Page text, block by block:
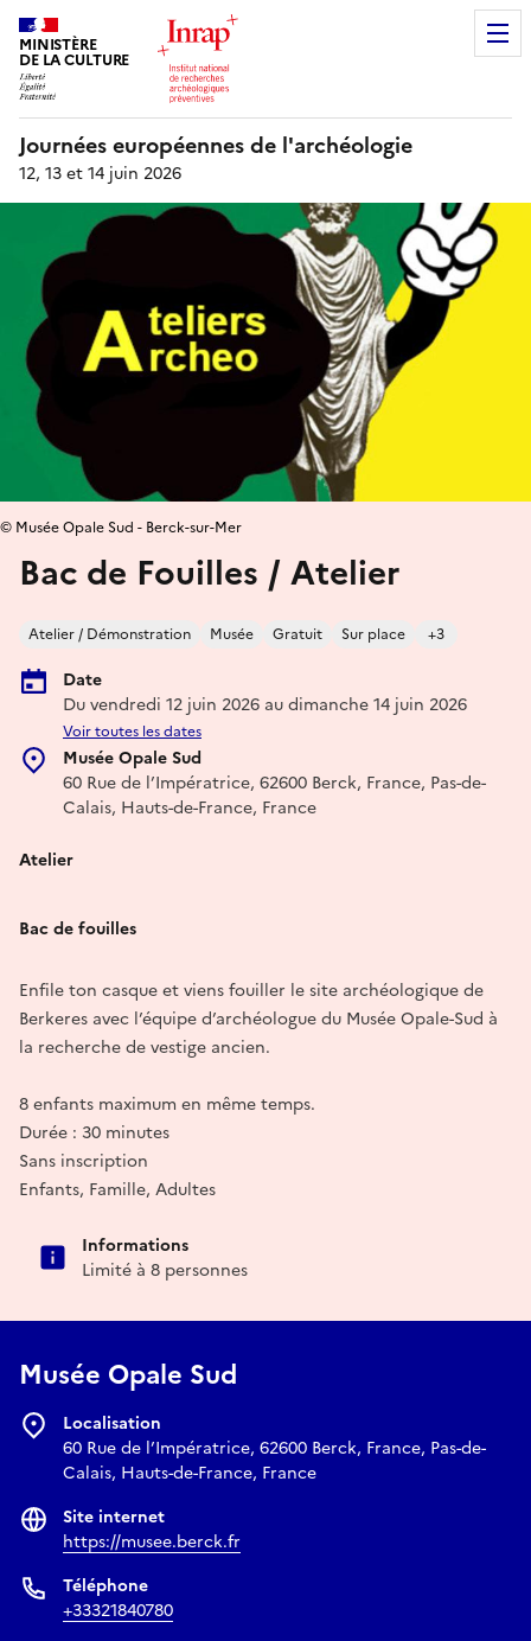
MINISTÈRE
DE LA CULTURE
Journées européennes de l'archéologie
12, 13 et 14 juin 2026
Bac de Fouilles / Atelier
Atelier / Démonstration Musée Gratuit Sur place +3
Date
Du vendredi 12 juin 2026 au dimanche 14 juin 2026
Voir toutes les dates
Musée Opale Sud
60 Rue de l’Impératrice, 62600 Berck, France, Pas-de-
Calais, Hauts-de-France, France
© Musée Opale Sud - Berck-sur-Mer
Atelier
Bac de fouilles
Enfile ton casque et viens fouiller le site archéologique de
Berkeres avec l’équipe d’archéologue du Musée Opale-Sud à
la recherche de vestige ancien.
8 enfants maximum en même temps.
Durée : 30 minutes
Sans inscription
Enfants, Famille, Adultes
Informations
Limité à 8 personnes
Musée Opale Sud
Localisation
60 Rue de l’Impératrice, 62600 Berck, France, Pas-de-
Calais, Hauts-de-France, France
Site internet
https://musee.berck.fr
Téléphone
+33321840780